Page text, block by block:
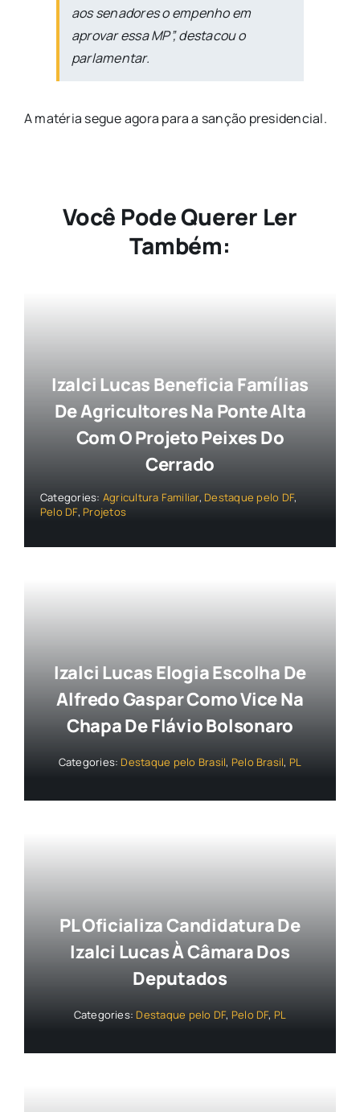
aos senadores o empenho em
aprovar essa MP”, destacou o
parlamentar.
A matéria segue agora para a sanção presidencial.
Você Pode Querer Ler
Também:
Izalci Lucas Beneficia Famílias
De Agricultores Na Ponte Alta
Com O Projeto Peixes Do
Cerrado
Categories: Agricultura Familiar, Destaque pelo DF,
Pelo DF, Projetos
Izalci Lucas Elogia Escolha De
Alfredo Gaspar Como Vice Na
Chapa De Flávio Bolsonaro
Categories: Destaque pelo Brasil, Pelo Brasil, PL
PL Oficializa Candidatura De
Izalci Lucas À Câmara Dos
Deputados
Categories: Destaque pelo DF, Pelo DF, PL